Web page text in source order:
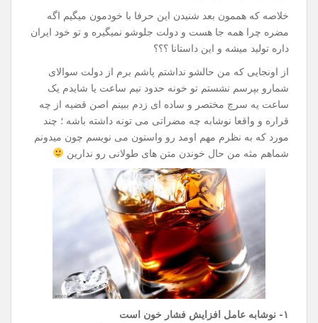
خلاصه که هممون بعد شنیدن این حرفا با خودمون میگیم اگه
مضره چرا همه جا هست و دولت جلوشو نمیگیره و تو خود ایران
داره تولید میشه و این داستانا ؟؟؟
از اونجایی که من حالشو نداشتم پاشم برم از دولت سوالای
شمارو بپرسم نشستم تو خونه حدود نیم ساعت یا شایدم یک
ساعت یه سرچ مختصر و ساده ای زدم ببینم اصن قضیه از چه
قراره و واقعا نوشابه چه مضراتی می تونه داشته باشه ؛ چند
مورد که به نظرم مهم اومد رو واستون می نویسم چون میدونم
شماهم مثه من حال خوندن متن های طولانی رو ندارین
۱- نوشابه عامل افزایش فشار خون است